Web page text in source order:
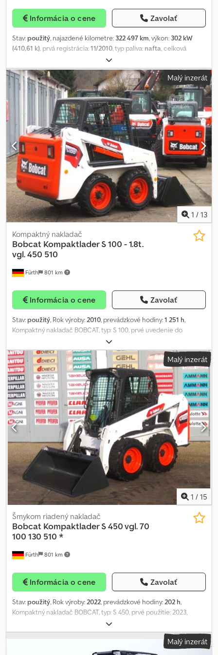
Informácia o cene Zavolať
Stav: použitý, najazdené kilometre: 322 497 km, výkon: 302 kW
(410,61 k), prvá registrácia:11/2010, typ paliva: nafta, celková
, konfigurácia náprav:
typ prevodu:poloautomatický, emisná trieda:Euro 5, Rok výroby:
2010, Výbava:ABS, elektronický stabilizačný program (ESP),
klimatizácia, Nákladné vozidlo s betónovou pumpou MB Actros
3241 8X4 BB EPS s ťažným zariadením Čerpadlo: Putzmeister BSF
31-5.16 H Stav: veľmi dobrý Chedpfxjx S A Ino Angoa
Malý inzerát
1 / 13
Fürth 801 km
Kompaktný nakladač
Bobcat Kompaktlader S 100 - 1.8t.
vgl. 450 510
Informácia o cene Zavolať
Stav: použitý, Rok výroby:2010, prevádzkové hodiny:1 251 h,
Kompaktný nakladač BOBCAT, typ: S 100, prvé uvedenie do
prevádzky: 2011, prevádzková hmotnosť: cca 1 860 kg, 4-valcový
naftový motor KUBOTA (typ: V1505 – cca 35,50 k / 26,10 kW pri 3
000 ot./min), LOPATA (šírka: cca 1 400 mm) – RÝCHLOUPÍNAČ,
PRÍDAVNÁ HYDRAULIKA, nosnosť: 454 kg, preklápacia hmotnosť:
915 kg, maximálna výsypná výška: 2 633 mm, OTVORENÁ KABÍNA
obsluhy s POSUVNÝMI BOČNÝMI OKNAMI, ROPS / FOPS,
osvetlenie, PRACOVNÉ SVETLOMETY (vpredu), komfortné
sedadlo, úchyty na manipuláciu a transport, pneumatiky: TERÉNNE
PNEUMATIKY (27 x 10.50 - 15) – cca 80 % dezénu na všetkých
kolesách. Prepravné rozmery: dĺžka cca 2 800 mm (cca 2 260 mm
bez lopaty), šírka cca 1 250 mm, výška cca 1 960 mm. ∗∗∗
FINANCOVANIE MOŽNÉ / PREPRAVA ZA VÝHODNÝCH PODMIENOK
(CELOSVETOVO) / PRI EXPORTE PLATBA IBA NETTO CENY (!)
∗∗∗ © pb Chjdpeylkxmjfx Angea
Malý inzerát
1 / 15
Fürth 801 km
Šmykom riadený nakladač
Bobcat Kompaktlader S 450 vgl. 70
100 130 510 *
Informácia o cene Zavolať
Stav: použitý, Rok výroby:2022, prevádzkové hodiny:202 h,
Kompaktný nakladač BOBCAT, typ: S 450, prvé použitie: 2023,
prevádzková hmotnosť: 2 436 kg, 4-valcový dieselový motor
BOBCAT (typ: DM02VB – 49,64 k / 36,50 kW pri 2 600 ot./min),
LYŽICA (šírka: cca 1 600 mm), RÝCHLOUPÍNAČ, PRÍDAVNÁ
HYDRAULIKA, výškový dosah: 3 558 mm, preklápacia záťaž: 1 308 kg,
Malý inzerát